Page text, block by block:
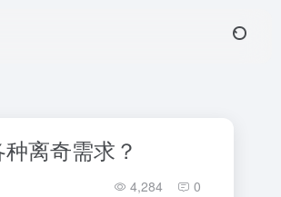
离奇需求？
4,284 0